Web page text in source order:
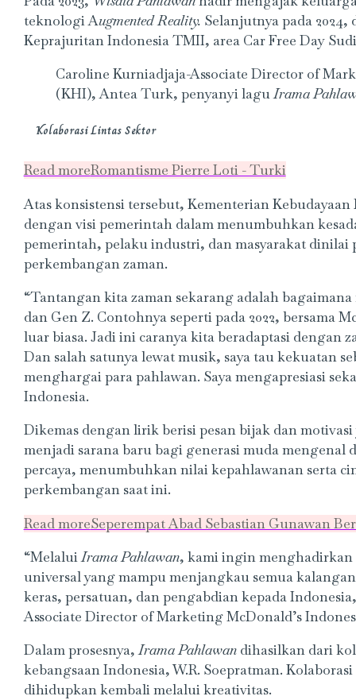
teknologi Augmented Reality. Selanjutnya pada
Keprajuritan Indonesia TMII, area Car Free Day
Caroline Kurniadjaja-Associate Director of
(KHI), Antea Turk, penyanyi laguIrama
Kolaborasi Lintas Sektor
Read moreRomantisme Pierre Loti - Turki
Atas konsistensi tersebut, Kementerian
dengan visi pemerintah dalam menumbuhkan
pemerintah, pelaku industri, dan masyarakat dinilai
perkembangan zaman.
“Tantangan kita zaman sekarang adalah
dan Gen Z. Contohnya seperti pada 2022, bersama
luar biasa. Jadi ini caranya kita beradaptasi dengan
Dan salah satunya lewat musik, saya tau kekuatan
menghargai para pahlawan. Saya mengapresiasi
Indonesia.
Dikemas dengan lirik berisi pesan bijak dan
menjadi sarana baru bagi generasi muda mengenal
percaya, menumbuhkan nilai kepahlawanan serta
perkembangan saat ini.
Read moreSeperempat Abad Sebastian Gunawan
“MelaluiIrama Pahlawan, kami ingin menghadirkan
universal yang mampu menjangkau semua
keras, persatuan, dan pengabdian kepada
Associate Director of Marketing McDonald’s
Dalam prosesnya,Irama Pahlawan dihasilkan dari
kebangsaan Indonesia, W.R. Soepratman.
dihidupkan kembali melalui kreativitas.